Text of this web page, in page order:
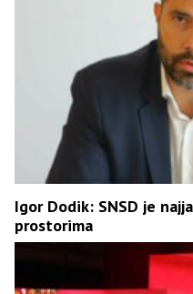
Igor Dodik: SNSD je
prostorima